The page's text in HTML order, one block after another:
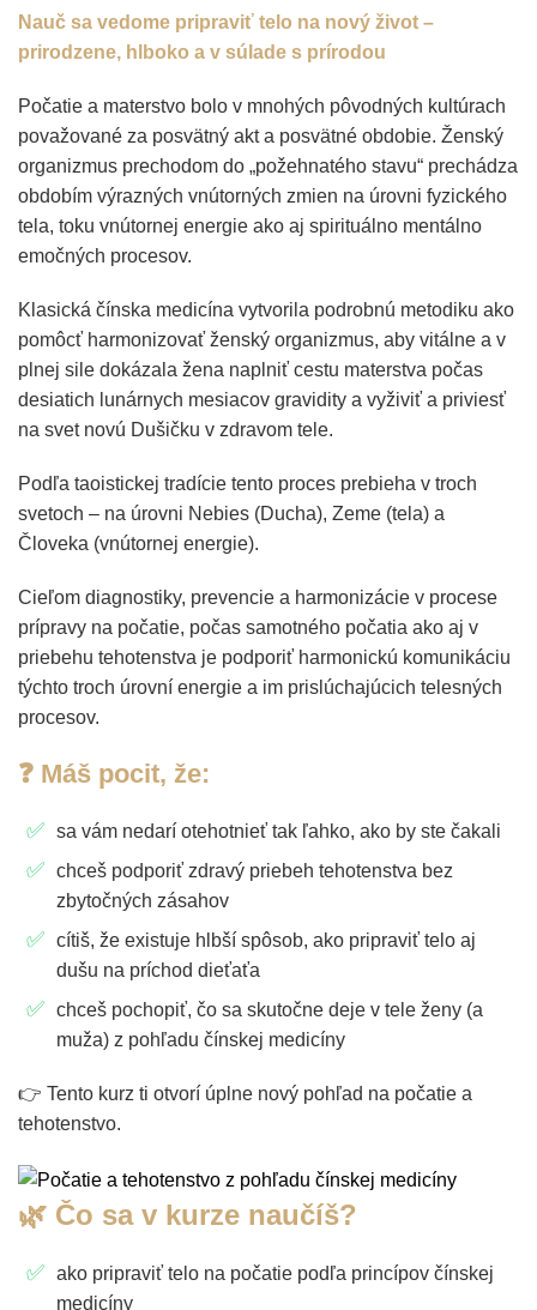
Nauč sa vedome pripraviť telo na nový život –
prirodzene, hlboko a v súlade s prírodou
Počatie a materstvo bolo v mnohých pôvodných kultúrach
považované za posvätný akt a posvätné obdobie. Ženský
organizmus prechodom do „požehnatého stavu“ prechádza
obdobím výrazných vnútorných zmien na úrovni fyzického
tela, toku vnútornej energie ako aj spirituálno mentálno
emočných procesov.
Klasická čínska medicína vytvorila podrobnú metodiku ako
pomôcť harmonizovať ženský organizmus, aby vitálne a v
plnej sile dokázala žena naplniť cestu materstva počas
desiatich lunárnych mesiacov gravidity a vyživiť a priviesť
na svet novú Dušičku v zdravom tele.
Podľa taoistickej tradície tento proces prebieha v troch
svetoch – na úrovni Nebies (Ducha), Zeme (tela) a
Človeka (vnútornej energie).
Cieľom diagnostiky, prevencie a harmonizácie v procese
prípravy na počatie, počas samotného počatia ako aj v
priebehu tehotenstva je podporiť harmonickú komunikáciu
týchto troch úrovní energie a im prislúchajúcich telesných
procesov.
❓ Máš pocit, že:
sa vám nedarí otehotnieť tak ľahko, ako by ste čakali
chceš podporiť zdravý priebeh tehotenstva bez
zbytočných zásahov
cítiš, že existuje hlbší spôsob, ako pripraviť telo aj
dušu na príchod dieťaťa
chceš pochopiť, čo sa skutočne deje v tele ženy (a
muža) z pohľadu čínskej medicíny
👉 Tento kurz ti otvorí úplne nový pohľad na počatie a
tehotenstvo.
🌿 Čo sa v kurze naučíš?
ako pripraviť telo na počatie podľa princípov čínskej
medicíny